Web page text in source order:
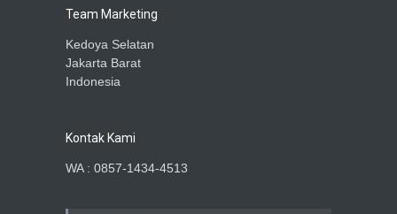
Team Marketing
Kedoya Selatan
Jakarta Barat
Indonesia
Kontak Kami
WA : 0857-1434-4513